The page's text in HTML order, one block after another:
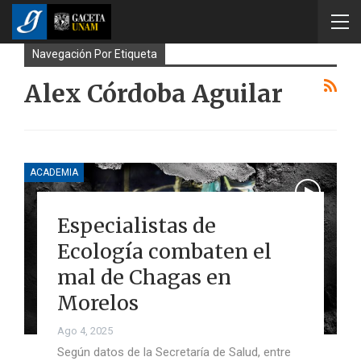
Navegación Por Etiqueta
Alex Córdoba Aguilar
ACADEMIA
Especialistas de
Ecología combaten el
mal de Chagas en
Morelos
Ago 4, 2025
Según datos de la Secretaría de Salud, entre